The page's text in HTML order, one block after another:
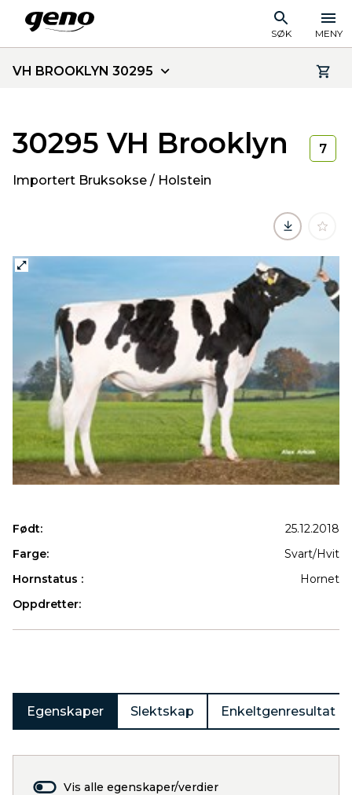
SØK MENY
VH BROOKLYN 30295
30295 VH Brooklyn
Importert Bruksokse / Holstein
7
Født:
25.12.2018
Farge:
Svart/Hvit
Hornstatus :
Hornet
Oppdretter:
Egenskaper Slektskap Enkeltgenresultat
Vis alle egenskaper/verdier